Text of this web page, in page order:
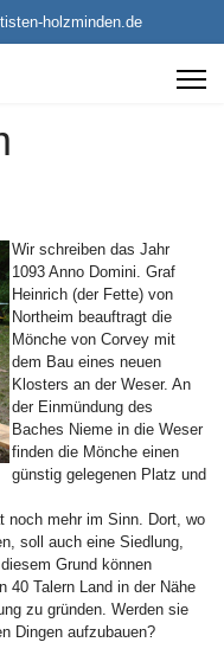
holzminden.de
Wir schreiben das Jahr
1093 Anno Domini. Graf
Heinrich (der Fette) von
Northeim beauftragt die
Mönche von Corvey mit
dem Bau eines neuen
Klosters an der Weser. An
der Einmündung des
Baches Nieme in die Weser
finden die Mönche einen
günstig gelegenen Platz und
noch mehr im Sinn. Dort, wo
soll auch eine Siedlung,
Grund können
40 Talern Land in der Nähe
zu gründen. Werden sie
Dingen aufzubauen?